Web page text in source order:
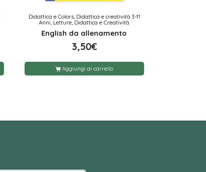
Didattica e Colors, Didattica e creatività 3-11
Anni, Letture, Didattica e Creatività
English da allenamento
3,50€
Aggiungi al carrello